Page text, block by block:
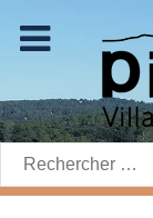
Rechercher: